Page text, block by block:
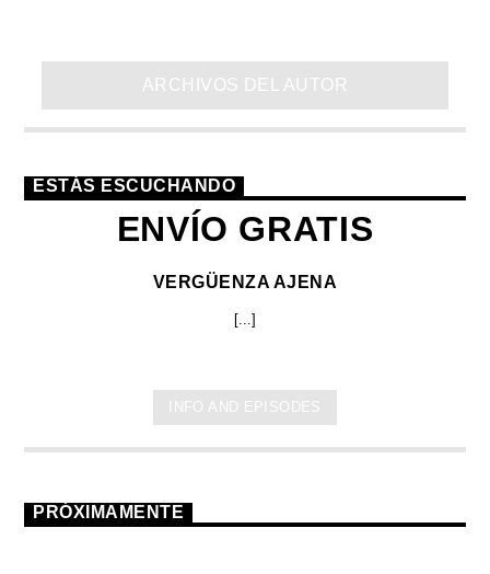
ARCHIVOS DEL AUTOR
ESTÁS ESCUCHANDO
ENVÍO GRATIS
VERGÜENZA AJENA
[...]
INFO AND EPISODES
PRÓXIMAMENTE